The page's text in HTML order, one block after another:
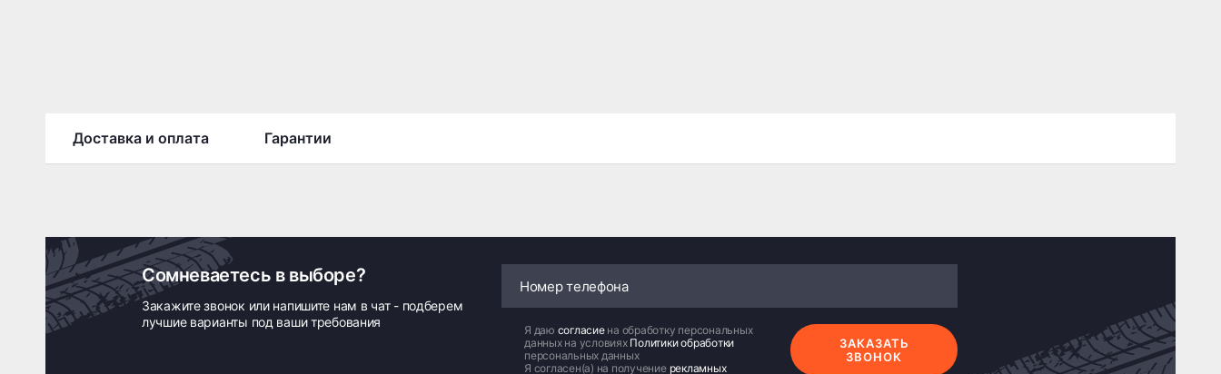
Доставка и оплата Гарантии
Сомневаетесь в выборе?
Закажите звонок или напишите нам в чат - подберем
лучшие варианты под ваши требования
Я даю согласие на обработку персональных
данных на условиях Политики обработки
персональных данных
Я согласен(а) на получение рекламных
ЗАКАЗАТЬ
ЗВОНОК